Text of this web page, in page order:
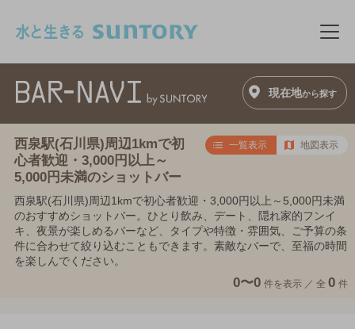
メ
現在地から探す
西泉駅(石川県)周辺1kmで初
心者歓迎・3,000円以上～
5,000円未満のショットバー
一覧表示 地図表示
西泉駅(石川県)周辺1kmで初心者歓迎・3,000円以上～5,000円未満
のおすすめショットバー。ひとり飲み、デート、隠れ家的フンイ
キ、夜景が楽しめるバーなど、タイプや特徴・雰囲気、ご予算の条
件に合わせて絞り込むこともできます。素敵なバーで、至福の時間
を楽しんでください。
0〜0 件を表示 ／ 全 0 件